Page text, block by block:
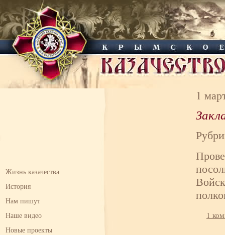
Жизнь казачества
История
Нам пишут
Наше видео
Новые проекты
1
1